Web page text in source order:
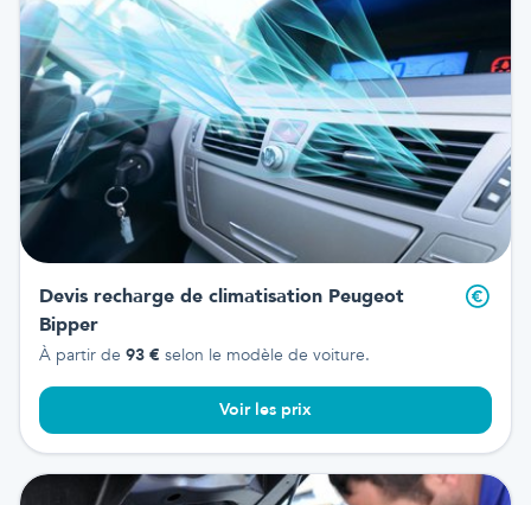
Devis recharge de climatisation Peugeot
Bipper
À partir de 93 € selon le modèle de voiture.
Voir les prix